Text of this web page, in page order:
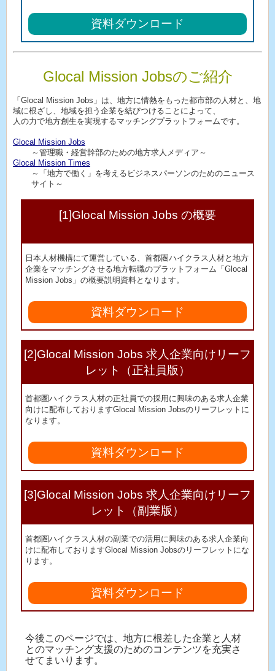
資料ダウンロード
Glocal Mission Jobsのご紹介
「Glocal Mission Jobs」は、地方に情熱をもった都市部の人材と、地
域に根ざし、地域を担う企業を結びつけることによって、
人の力で地方創生を実現するマッチングプラットフォームです。
Glocal Mission Jobs
～管理職・経営幹部のための地方求人メディア～
Glocal Mission Times
～「地方で働く」を考えるビジネスパーソンのためのニュース
サイト～
[1]Glocal Mission Jobs の概要
日本人材機構にて運営している、首都圏ハイクラス人材と地方
企業をマッチングさせる地方転職のプラットフォーム「Glocal
Mission Jobs」の概要説明資料となります。
資料ダウンロード
[2]Glocal Mission Jobs 求人企業向けリーフ
レット（正社員版）
首都圏ハイクラス人材の正社員での採用に興味のある求人企業
向けに配布しておりますGlocal Mission Jobsのリーフレットに
なります。
資料ダウンロード
[3]Glocal Mission Jobs 求人企業向けリーフ
レット（副業版）
首都圏ハイクラス人材の副業での活用に興味のある求人企業向
けに配布しておりますGlocal Mission Jobsのリーフレットにな
ります。
資料ダウンロード
今後このページでは、地方に根差した企業と人材
とのマッチング支援のためのコンテンツを充実さ
せてまいります。